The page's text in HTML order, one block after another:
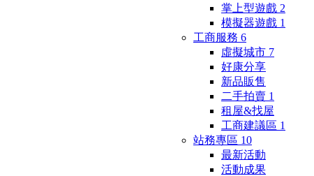
掌上型遊戲 2
模擬器遊戲 1
工商服務 6
虛擬城市 7
好康分享
新品販售
二手拍賣 1
租屋&找屋
工商建議區 1
站務專區 10
最新活動
活動成果